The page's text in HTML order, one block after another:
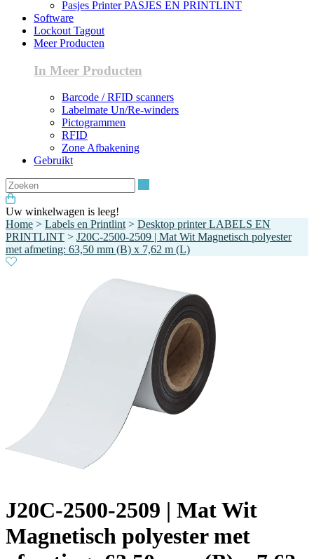
Pasjes Printer PASJES EN PRINTLINT
Software
Lockout Tagout
Meer Producten
In Meer Producten
Barcode / RFID scanners
Labelmate Un/Re-winders
Pictogrammen
RFID
Zone Afbakening
Gebruikt
Uw winkelwagen is leeg!
Home > Labels en Printlint > Desktop printer LABELS EN
PRINTLINT > J20C-2500-2509 | Mat Wit Magnetisch polyester
met afmeting: 63,50 mm (B) x 7,62 m (L)
J20C-2500-2509 | Mat Wit
Magnetisch polyester met